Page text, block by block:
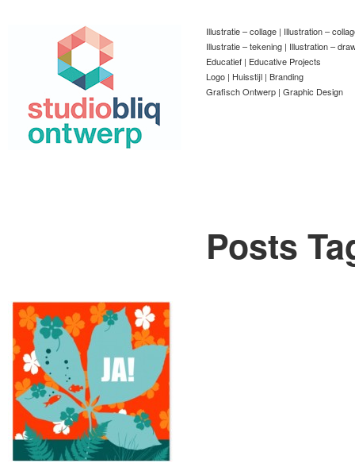
Illustratie – collage | Illustration –
Illustratie – tekening | Illustration –
Educatief | Educative Projects
Logo | Huisstijl | Branding
Grafisch Ontwerp | Graphic Design
Posts